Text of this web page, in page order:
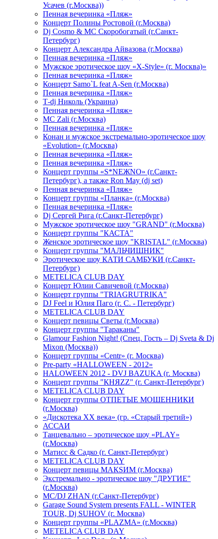
Усачев (г.Москва))
Пенная вечеринка «Пляж»
Концерт Полины Ростовой (г.Москва)
Dj Cosmo & МС Скоробогатый (г.Санкт-
Петербург)
Концерт Александра Айвазова (г.Москва)
Пенная вечеринка «Пляж»
Мужское эротическое шоу «X-Style» (г. Москва)»
Пенная вечеринка «Пляж»
Концерт Samo`L feat A-Sen (г.Москва)
Пенная вечеринка «Пляж»
Т-dj Николь (Украина)
Пенная вечеринка «Пляж»
МС Zali (г.Москва)
Пенная вечеринка «Пляж»
Конан и мужское экстремально-эротическое шоу
«Evolution» (г.Москва)
Пенная вечеринка «Пляж»
Пенная вечеринка «Пляж»
Концерт группы «S*NEЖNO» (г.Санкт-
Петербург), а также Ron May (dj set)
Пенная вечеринка «Пляж»
Концерт группы «Планка» (г.Москва)
Пенная вечеринка «Пляж»
Dj Сергей Рига (г.Санкт-Петербург)
Мужское эротическое шоу "GRAND" (г.Москва)
Концерт группы "КАСТА"
Женское эротическое шоу "KRISTAL" (г.Москва)
Концерт группы "МАЛЬЧИШНИК"
Эротическое шоу КАТИ САМБУКИ (г.Санкт-
Петербург)
METELICA CLUB DAY
Концерт Юлии Савичевой (г.Москва)
Концерт группы "TRIAGRUTRIKA"
DJ Feel и Юлия Паго (г. С. - Петербург)
METELICA CLUB DAY
Концерт певицы Светы (г.Москва)
Концерт группы "Тараканы"
Glamour Fashion Night! (Спец. Гость – Dj Sveta & Dj
Mixon (Москва))
Концерт группы «Centr» (г. Москва)
Pre-party «HALLOWEEN - 2012»
HALOWEEN 2012 - DVJ BAZUKA (г. Москва)
Концерт группы "КНЯZZ" (г. Санкт-Петербург)
METELICA CLUB DAY
Концерт группы ОТПЕТЫЕ МОШЕННИКИ
(г.Москва)
«Дискотека ХХ века» (гр. «Старый третий»)
АССАИ
Танцевально – эротическое шоу «PLAY»
(г.Москва)
Матисс & Садко (г. Санкт-Петербург)
METELICA CLUB DAY
Концерт певицы МАКSИМ (г.Москва)
Экстремально - эротическое шоу "ДРУГИЕ"
(г.Москва)
МС/DJ ZHAN (г.Санкт-Петербург)
Garage Sound System presents FALL - WINTER
TOUR, Dj SUHOV (г. Москва)
Концерт группы «PLAZMA» (г.Москва)
METELICA CLUB DAY